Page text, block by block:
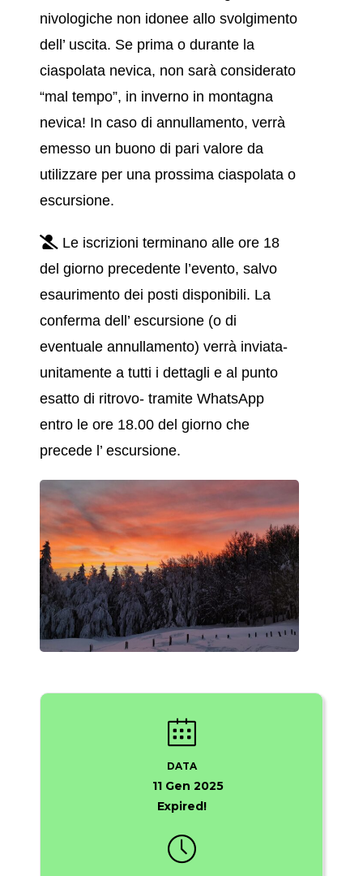
nivologiche non idonee allo svolgimento
dell’ uscita. Se prima o durante la
ciaspolata nevica, non sarà considerato
“mal tempo”, in inverno in montagna
nevica! In caso di annullamento, verrà
emesso un buono di pari valore da
utilizzare per una prossima ciaspolata o
escursione.
Le iscrizioni terminano alle ore 18
del giorno precedente l’evento, salvo
esaurimento dei posti disponibili. La
conferma dell’ escursione (o di
eventuale annullamento) verrà inviata-
unitamente a tutti i dettagli e al punto
esatto di ritrovo- tramite WhatsApp
entro le ore 18.00 del giorno che
precede l’ escursione.
DATA
11 Gen 2025
Expired!